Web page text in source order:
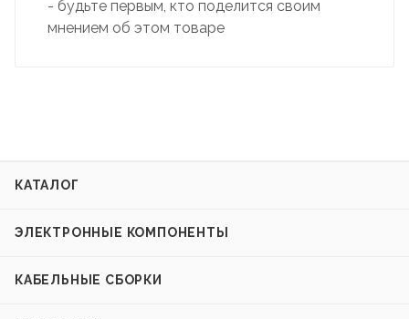
- будьте первым, кто поделится своим
мнением об этом товаре
КАТАЛОГ
ЭЛЕКТРОННЫЕ КОМПОНЕНТЫ
КАБЕЛЬНЫЕ СБОРКИ